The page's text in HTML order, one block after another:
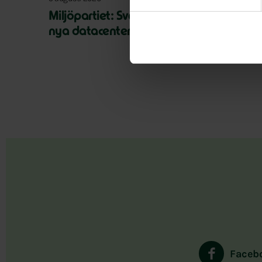
Miljöpartiet: Sverige måste ställa krav på
nya datacenter